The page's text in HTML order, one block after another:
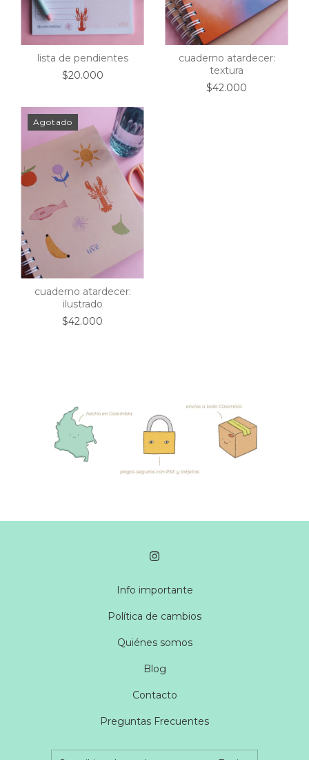
lista de pendientes
$20.000
cuaderno atardecer:
textura
$42.000
Agotado
cuaderno atardecer:
ilustrado
$42.000
Info importante
Política de cambios
Quiénes somos
Blog
Contacto
Preguntas Frecuentes